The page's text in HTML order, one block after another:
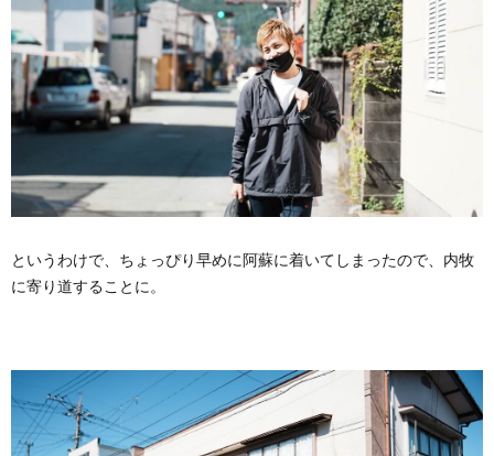
というわけで、ちょっぴり早めに阿蘇に着いてしまったので、内牧
に寄り道することに。